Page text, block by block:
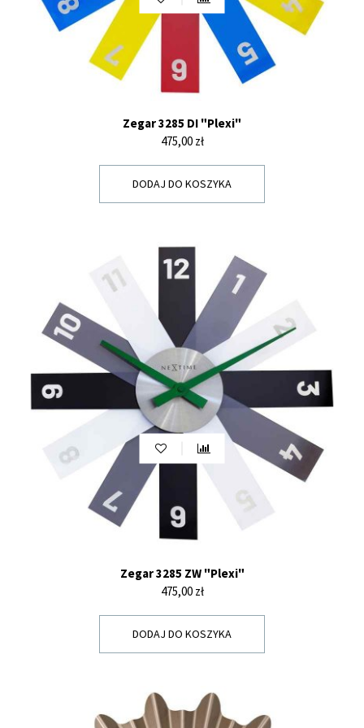
Zegar 3285 DI "Plexi"
Cena
475,00 zł
DODAJ DO KOSZYKA
Zegar 3285 ZW "Plexi"
Cena
475,00 zł
DODAJ DO KOSZYKA